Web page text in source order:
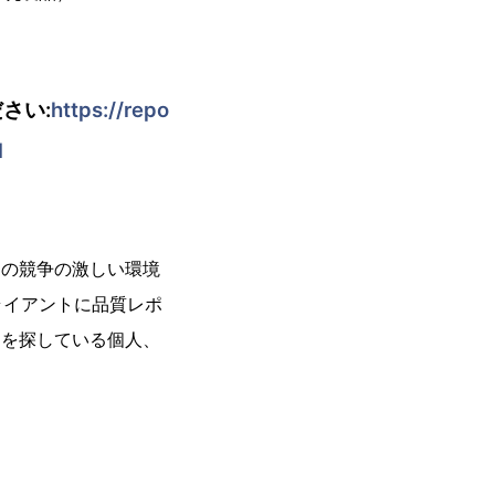
い:https://repo
競争の激しい環境
アントに品質レポ
探している個人、